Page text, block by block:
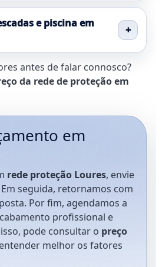
e piscina em
antes de falar connosco?
da rede de proteção em
em
rede proteção Loures, envie
seguida, retornamos com
Por fim, agendamos a
profissional e
pode consultar o preço
melhor os fatores